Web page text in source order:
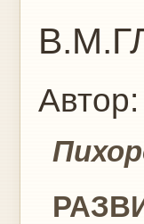
Автор: